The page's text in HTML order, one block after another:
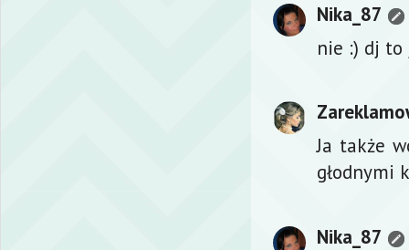
Nika_87
nie :) dj to
Ja także
głodnymi
Nika_87